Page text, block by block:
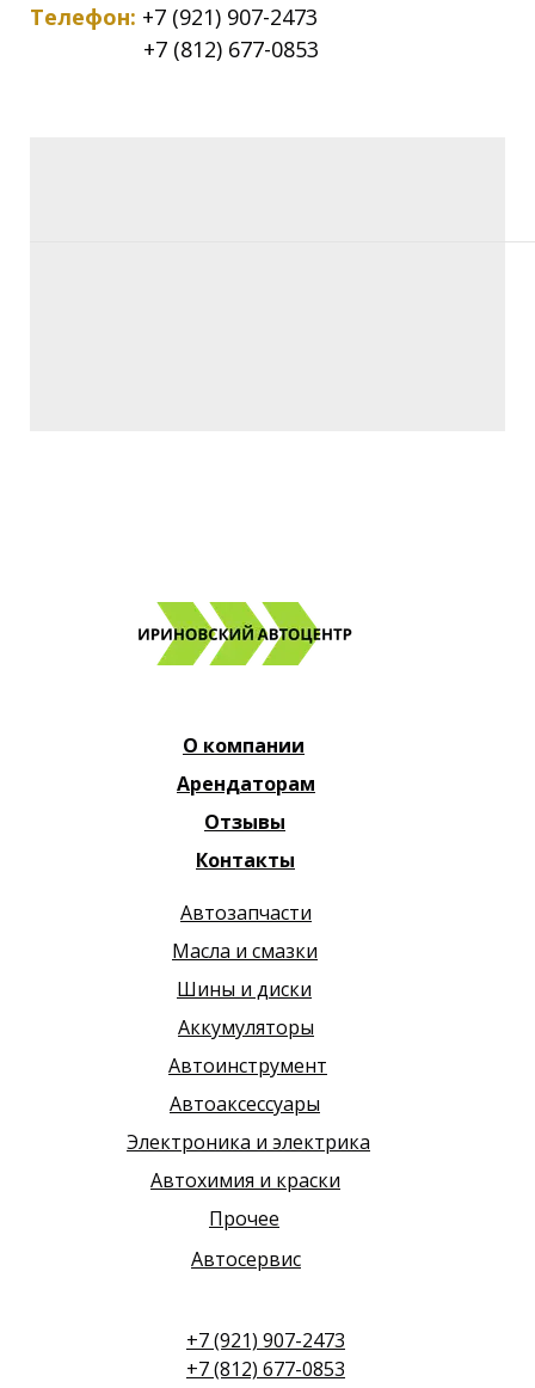
Телефон: +7 (921) 907-2473
+7 (812) 677-0853
+7 (921) 907-2473
+7 (812) 677-0853
Контакты
Отзывы
Арендаторам
Прочее
Автохимия и краски
Электроника и электрика
Автоаксессуары
Автоинструмент
Автосервис
Аккумуляторы
Шины и диски
Масла и смазки
Автозапчасти
О компании